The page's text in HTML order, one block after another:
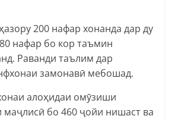
200 нафар хонанда дар ду
нафар бо кор таъмин
Раванди таълим дар
замонавӣ мебошад.
алоҳидаи омӯзиши
бо 460 ҷойи нишаст ва